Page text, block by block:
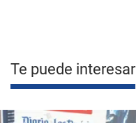
Te puede interesar